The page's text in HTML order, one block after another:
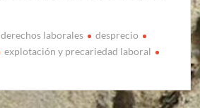
derechos laborales
desprecio
explotación y precariedad laboral